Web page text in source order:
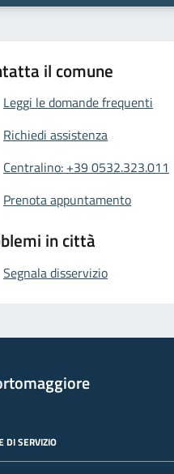
il comune
Leggi le domande frequenti
Richiedi assistenza
Centralino: +39 0532.323.011
Prenota appuntamento
in città
Segnala disservizio
DI SERVIZIO